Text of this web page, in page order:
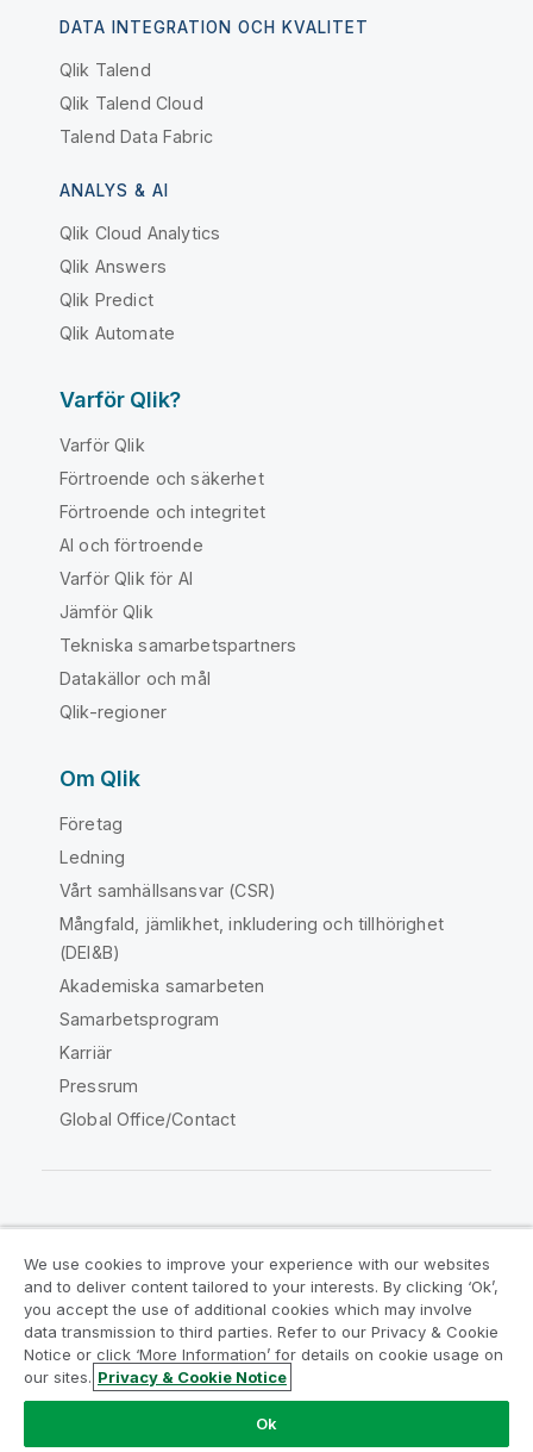
DATA INTEGRATION OCH KVALITET
Qlik Talend
Qlik Talend Cloud
Talend Data Fabric
ANALYS & AI
Qlik Cloud Analytics
Qlik Answers
Qlik Predict
Qlik Automate
Varför Qlik?
Varför Qlik
Förtroende och säkerhet
Förtroende och integritet
AI och förtroende
Varför Qlik för AI
Jämför Qlik
Tekniska samarbetspartners
Datakällor och mål
Qlik-regioner
Om Qlik
Företag
Ledning
Vårt samhällsansvar (CSR)
Mångfald, jämlikhet, inkludering och tillhörighet
(DEI&B)
Akademiska samarbeten
Samarbetsprogram
Karriär
Pressrum
Global Office/Contact
Juridiska avtal
Produktvillkor
Legal Policies
Legal Policies
Användningsvillkor
Varumärken
Do Not Share My Info
Copyright © 1993-2026 QlikTech International AB. Alla
We use cookies to improve your experience with our websites
and to deliver content tailored to your interests. By clicking ‘Ok’,
you accept the use of additional cookies which may involve
data transmission to third parties. Refer to our Privacy & Cookie
Notice or click ‘More Information’ for details on cookie usage on
our sites. Privacy & Cookie Notice
Ok